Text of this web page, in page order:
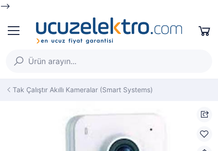
-->
Tak Çalıştır Akıllı Kameralar (Smart Systems)